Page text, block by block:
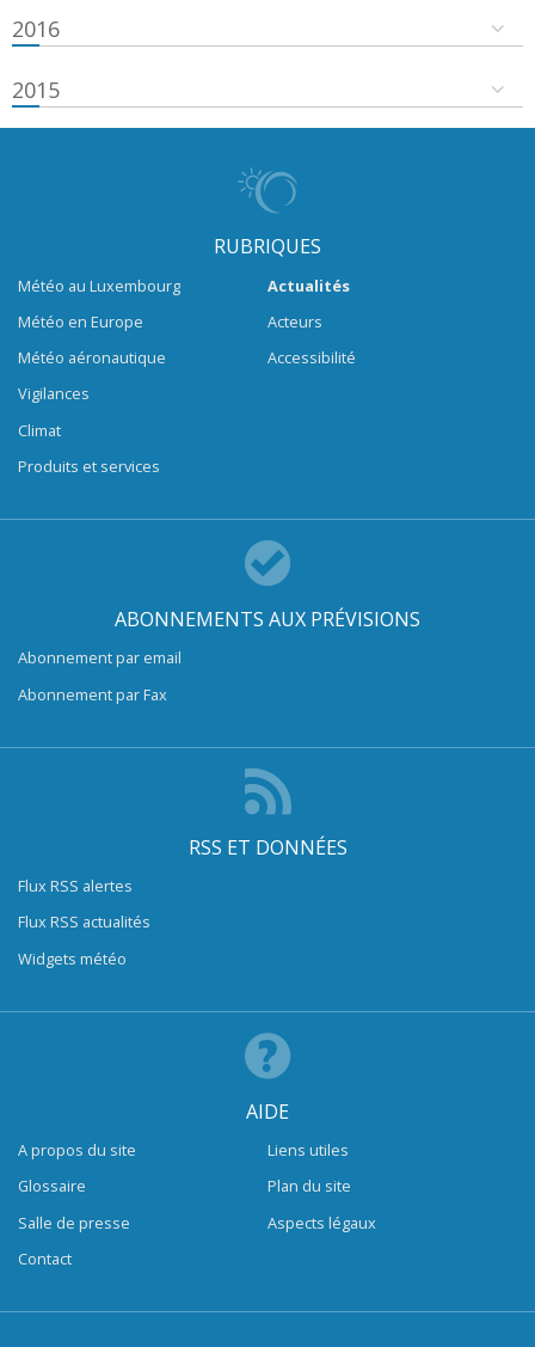
2016
2015
RUBRIQUES
Météo au Luxembourg
Météo en Europe
Météo aéronautique
Vigilances
Climat
Produits et services
Actualités
Acteurs
Accessibilité
ABONNEMENTS AUX PRÉVISIONS
Abonnement par email
Abonnement par Fax
RSS ET DONNÉES
Flux RSS alertes
Flux RSS actualités
Widgets météo
AIDE
A propos du site
Glossaire
Salle de presse
Contact
Liens utiles
Plan du site
Aspects légaux